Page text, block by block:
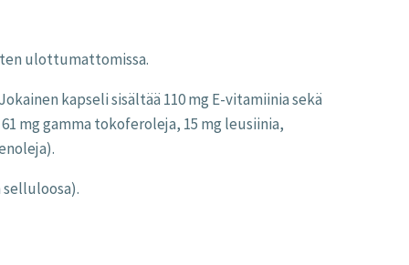
ulottumattomissa.
kapseli sisältää 110 mg E-vitamiinia sekä
mg gamma tokoferoleja, 15 mg leusiinia,